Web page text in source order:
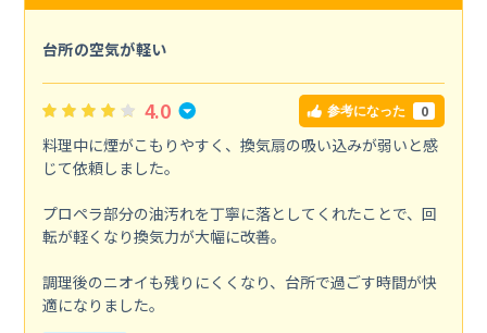
台所の空気が軽い
4.0 参考になった 0
料理中に煙がこもりやすく、換気扇の吸い込みが弱いと感
じて依頼しました。
プロペラ部分の油汚れを丁寧に落としてくれたことで、回
転が軽くなり換気力が大幅に改善。
調理後のニオイも残りにくくなり、台所で過ごす時間が快
適になりました。